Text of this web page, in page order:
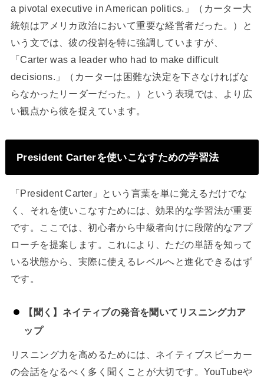
a pivotal executive in American politics.」（カーター大
統領はアメリカ政治において重要な経営者だった。）と
いう文では、彼の役割を特に強調していますが、
「Carter was a leader who had to make difficult
decisions.」（カーターは困難な決定を下さなければな
らなかったリーダーだった。）という表現では、より広
い観点から彼を捉えています。
President Carterを使いこなすための学習法
「President Carter」という言葉を単に覚えるだけでな
く、それを使いこなすためには、効果的な学習法が重要
です。ここでは、初心者から中級者向けに段階的なアプ
ローチを提案します。これにより、ただの単語を知って
いる状態から、実際に使えるレベルへと進化できるはず
です。
【聞く】ネイティブの発音を聞いてリスニング力ア
ップ
リスニング力を高めるためには、ネイティブスピーカー
の会話をなるべく多く聞くことが大切です。YouTubeや